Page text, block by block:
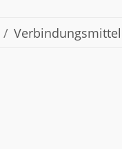
Verbindungsmittel